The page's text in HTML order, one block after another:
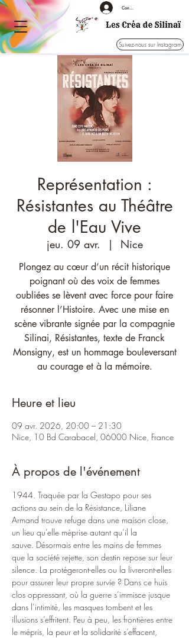
Connexion
Suivez-nous sur Instagram
Représentation :
Résistantes au Théâtre
de l'Eau Vive
jeu. 09 avr.
  |
Nice
Plongez au cœur d’un récit historique
poignant où des voix de femmes
oubliées se lèvent avec force pour faire
résonner l’Histoire. Avec une mise en
scène vibrante signée par la compagnie
Silinai, Résistantes, texte de Franck
Monsigny, est un hommage bouleversant
au courage et à la mémoire.
Heure et lieu
09 avr. 2026, 20:00 – 21:30
Nice, 10 Bd Carabacel, 06000 Nice, France
À propos de l'événement
1944. Traquée par la Gestapo pour ses
actions au sein de la Résistance, Liliane
Armand trouve refuge dans une maison close,
un lieu qu’elle méprise autant qu’il la
sauve. Désormais entre les mains de femmes
que la société rejette, son destin repose sur leur
silence. La protégeront-elles ou la livreront-elles
pour assurer leur propre survie ? Dans ce huis
clos oppressant, où la guerre s’immisce jusque
dans l’intimité, les masques tombent et les
illusions s’effritent. Peu à peu, les frontières entre
le mépris, la peur et la solidarité s’effacent,